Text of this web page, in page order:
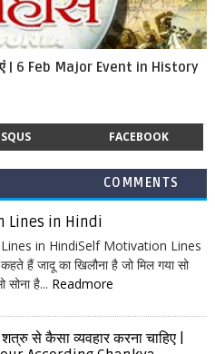
| 6 Feb Major Event in History
FACEBOOK
COMMENTS
Lines in Hindi
in HindiSelf Motivation Lines
हैं जादू का खिलौना है जो मिल गया सो
सोना है... Readmore
से कैसा व्यवहार करना चाहिए |